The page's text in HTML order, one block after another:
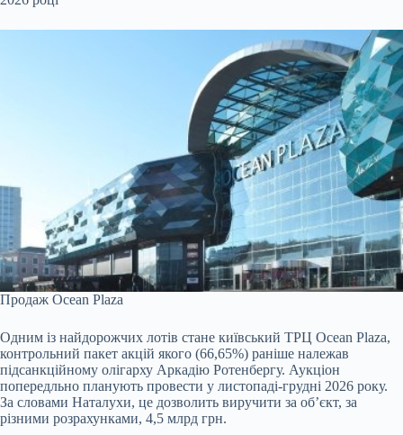
Продаж Ocean Plaza
Одним із найдорожчих лотів стане київський ТРЦ Ocean Plaza,
контрольний пакет акцій якого (66,65%) раніше належав
підсанкційному олігарху Аркадію Ротенбергу. Аукціон
попередльно планують провести у листопаді-грудні 2026 року.
За словами Наталухи, це дозволить виручити за об’єкт, за
різними розрахунками, 4,5 млрд грн.